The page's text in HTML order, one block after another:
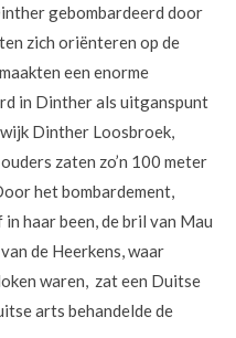
gebombardeerd door
zich oriënteren op de
een enorme
in Dinther als uitganspunt
Dinther Loosbroek,
zaten zo’n 100 meter
het bombardement,
haar been, de bril van Mau
de Heerkens, waar
waren, zat een Duitse
arts behandelde de